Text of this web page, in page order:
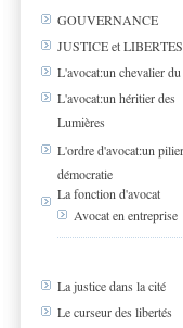
GOUVERNANCE
JUSTICE et LIBERTES
L'avocat:un chevalier
L'avocat:un héritier des
Lumières
L'ordre d'avocat:un
démocratie
La fonction d'avocat
Avocat en entreprise
La justice dans la cité
Le curseur des libertés